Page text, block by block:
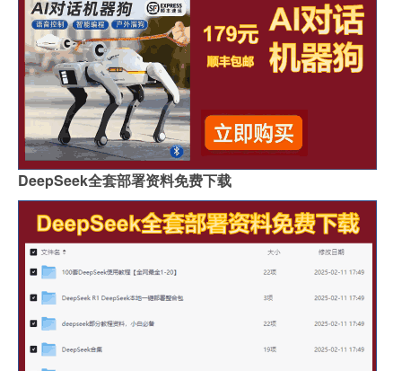
DeepSeek全套部署资料免费下载